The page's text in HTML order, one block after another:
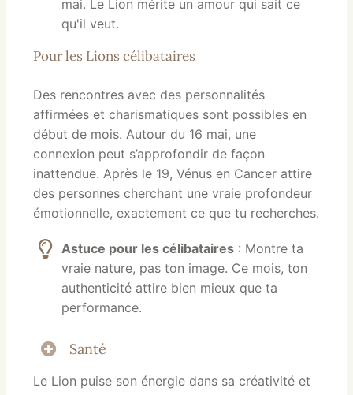
mai. Le Lion mérite un amour qui sait ce
qu'il veut.
Pour les Lions célibataires
Des rencontres avec des personnalités
affirmées et charismatiques sont possibles en
début de mois. Autour du 16 mai, une
connexion peut s’approfondir de façon
inattendue. Après le 19, Vénus en Cancer attire
des personnes cherchant une vraie profondeur
émotionnelle, exactement ce que tu recherches.
Astuce pour les célibataires : Montre ta
vraie nature, pas ton image. Ce mois, ton
authenticité attire bien mieux que ta
performance.
Santé
Le Lion puise son énergie dans sa créativité et